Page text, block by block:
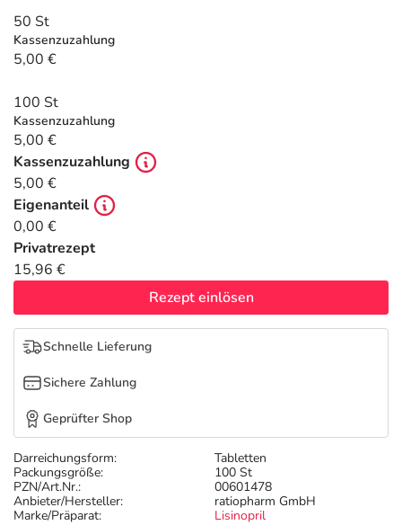
Tierapotheke
Vitamine & Mineralstoffe
Marken
Salus Deals
Darreichungsform:
Tabletten
Packungsgröße:
100 St
PZN/Art.Nr.:
00601478
Anbieter/Hersteller:
ratiopharm GmbH
Marke/Präparat:
Lisinopril
50 St
Kassenzuzahlung
5,00 €
100 St
Kassenzuzahlung
5,00 €
Kassenzuzahlung
5,00 €
Eigenanteil
0,00 €
Privatrezept
15,96 €
Rezept einlösen
Schnelle Lieferung
Sichere Zahlung
Geprüfter Shop